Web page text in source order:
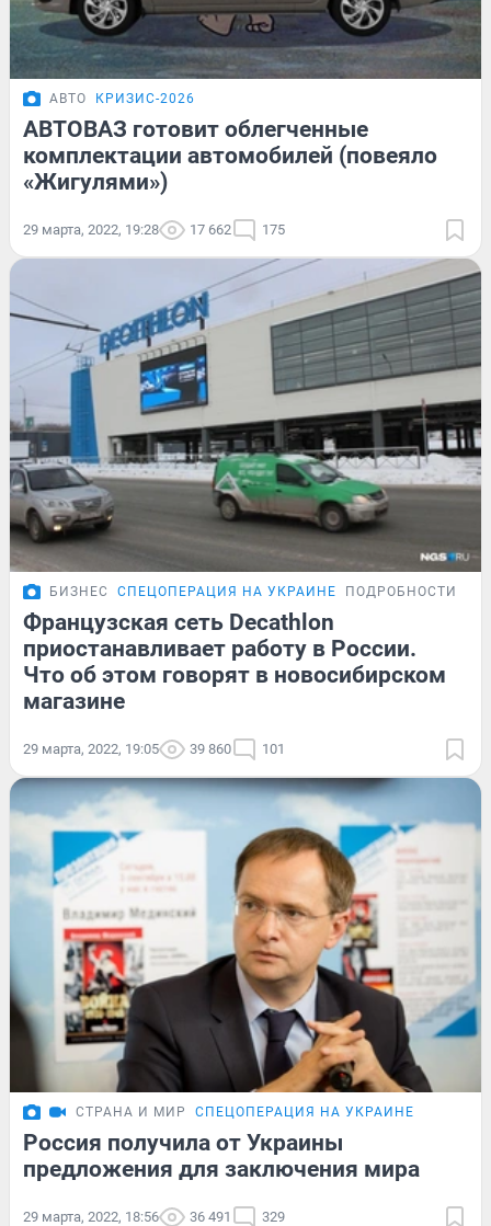
АВТО КРИЗИС-2026
АВТОВАЗ готовит облегченные
комплектации автомобилей (повеяло
«Жигулями»)
29 марта, 2022, 19:28 17 662 175
БИЗНЕС СПЕЦОПЕРАЦИЯ НА УКРАИНЕ ПОДРОБНОСТИ
Французская сеть Decathlon
приостанавливает работу в России.
Что об этом говорят в новосибирском
магазине
29 марта, 2022, 19:05 39 860 101
СТРАНА И МИР СПЕЦОПЕРАЦИЯ НА УКРАИНЕ
Россия получила от Украины
предложения для заключения мира
29 марта, 2022, 18:56 36 491 329